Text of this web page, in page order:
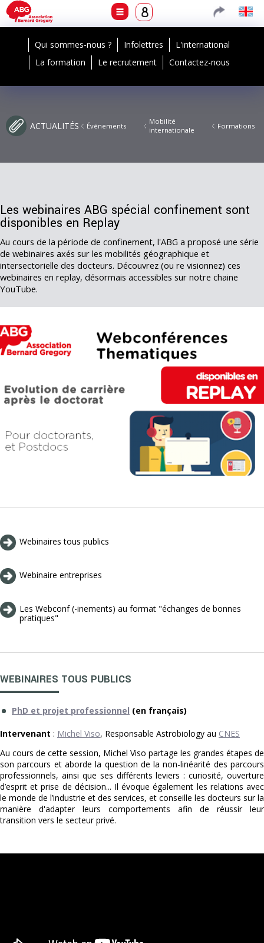
Qui sommes-nous ? Infolettres
L'international
La formation
Le recrutement Contactez-nous
ACTUALITÉS Événements
Mobilité
internationale
Formations
Les webinaires ABG spécial confinement sont
disponibles en Replay
Au cours de la période de confinement, l'ABG a proposé une série
de webinaires axés sur les mobilités géographique et
intersectorielle des docteurs. Découvrez (ou re visionnez) ces
webinaires en replay, désormais accessibles sur notre chaine
YouTube.
Webinaires tous publics
Webinaire entreprises
Les Webconf (-inements) au format "échanges de bonnes
pratiques"
WEBINAIRES TOUS PUBLICS
PhD et projet professionnel (en français)
Intervenant : Michel Viso, Responsable Astrobiology au CNES
Au cours de cette session, Michel Viso partage les grandes étapes de
son parcours et aborde la question de la non-linéarité des parcours
professionnels, ainsi que ses différents leviers : curiosité, ouverture
d’esprit et prise de décision... Il évoque également les relations avec
le monde de l’industrie et des services, et conseille les docteurs sur la
manière d'adapter leurs comportements afin de réussir leur
transition vers le secteur privé.